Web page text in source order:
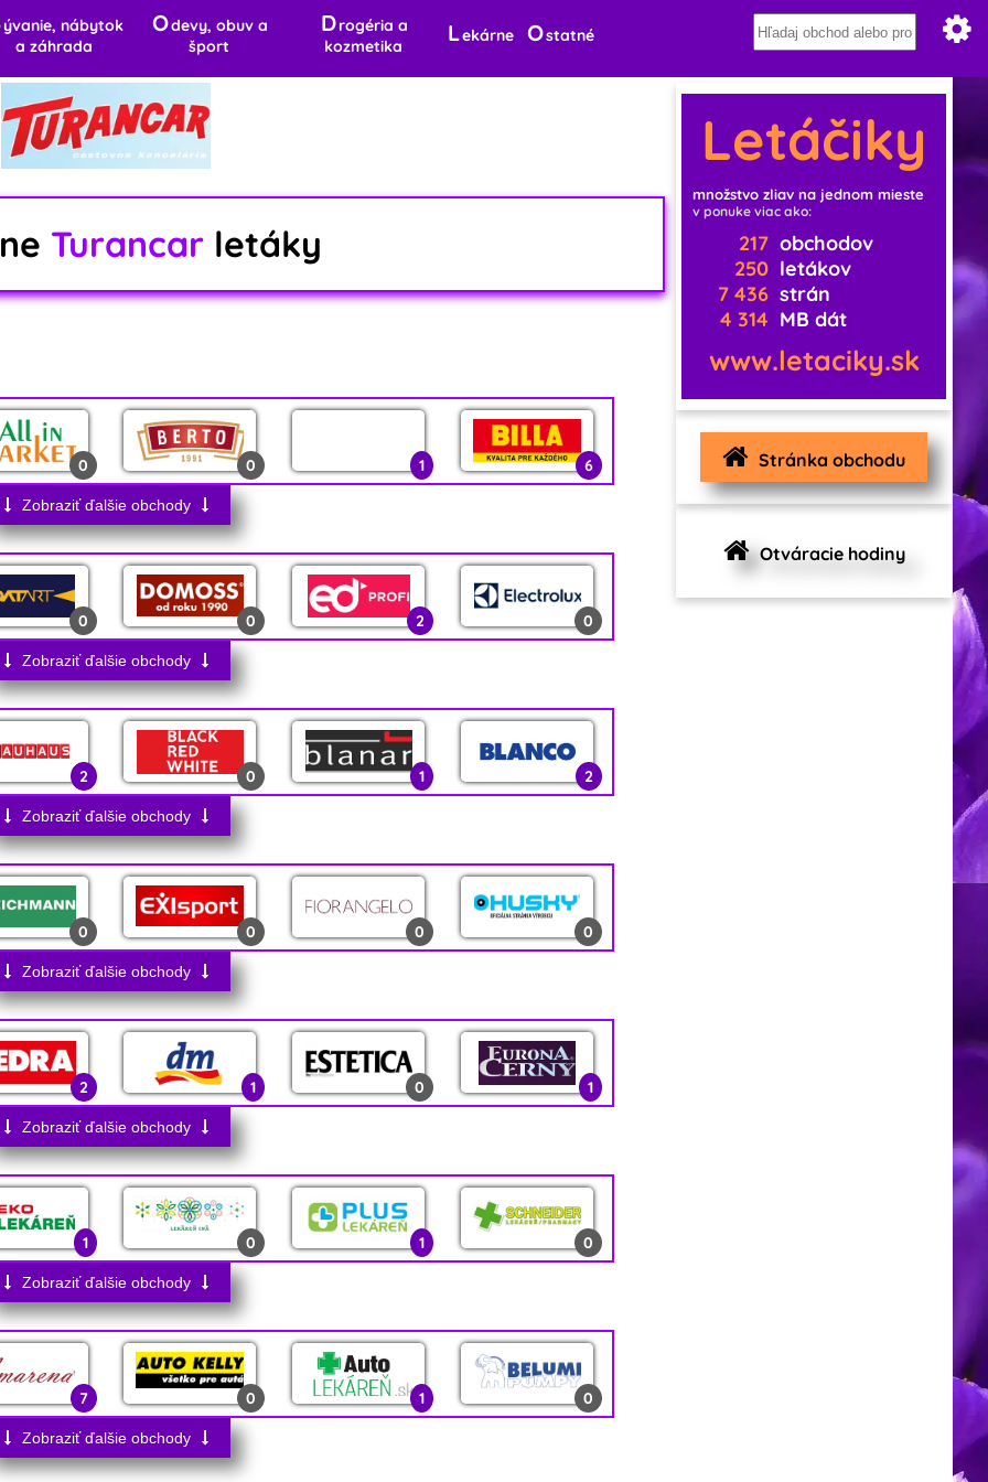
ývanie, nábytok
a záhrada
Odevy, obuv a
šport
Drogéria a
kozmetika
Lekárne Ostatné
Turancar letáky
0 0 1 6
4 0 1 0
1 0 4 1
3 1 0 2
1 1 2 12
0 0 23 2
0
Zobraziť ďalšie obchody
0 0 2 0
0 0 0 0
0 0 0 0
0 0
Zobraziť ďalšie obchody
2 0 1 2
0 0 1 0
0 0 2 1
0 3 2 1
3 0 2 13
1 0 0 1
0
Zobraziť ďalšie obchody
0 0 0 0
0 0 2 0
0
Zobraziť ďalšie obchody
2 1 0 1
0 0 16 2
1 0 0
Zobraziť ďalšie obchody
1 0 1 0
1
Zobraziť ďalšie obchody
7 0 1 0
Zobraziť ďalšie obchody
Letáčiky
množstvo zliav na jednom mieste
v ponuke viac ako:
217 obchodov
250 letákov
7 436 strán
4 314 MB dát
www.letaciky.sk
Stránka obchodu
Otváracie hodiny